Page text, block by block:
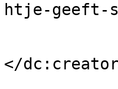
htje-geeft-
</